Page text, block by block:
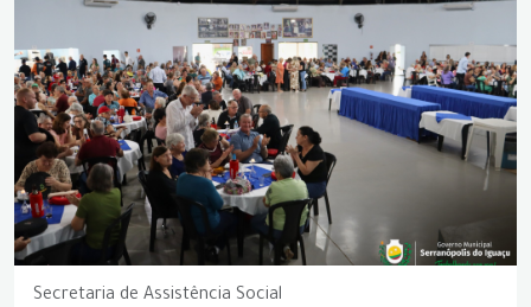
Secretaria de Assistência Social